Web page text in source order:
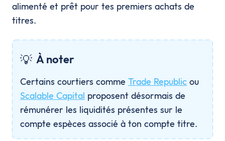
alimenté et prêt pour tes premiers achats de
titres.
💡 À noter
Certains courtiers comme Trade Republic ou
Scalable Capital proposent désormais de
rémunérer les liquidités présentes sur le
compte espèces associé à ton compte titre.